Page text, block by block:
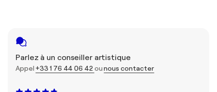
Parlez à un conseiller artistique
Appel +33 1 76 44 06 42ounous contacter